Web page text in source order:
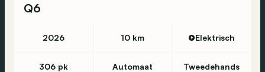
Q6
2026 10 km Elektrisch
306 pk Automaat Tweedehands